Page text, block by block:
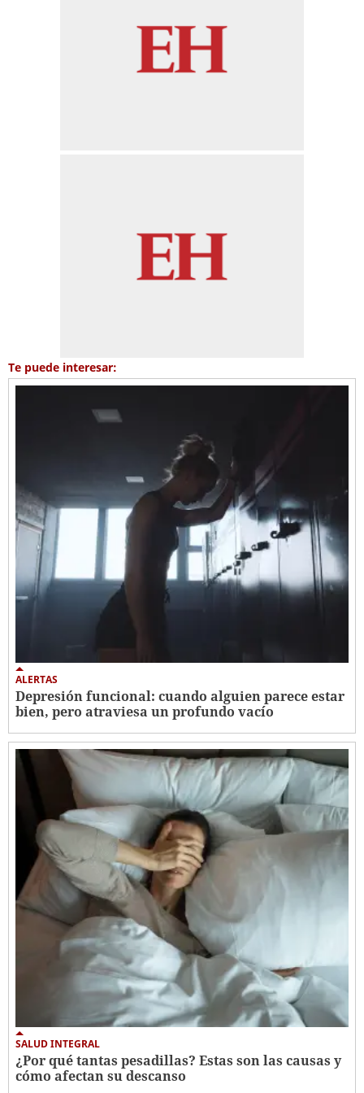
Te puede interesar:
ALERTAS
Depresión funcional: cuando alguien parece estar
bien, pero atraviesa un profundo vacío
SALUD INTEGRAL
¿Por qué tantas pesadillas? Estas son las causas y
cómo afectan su descanso